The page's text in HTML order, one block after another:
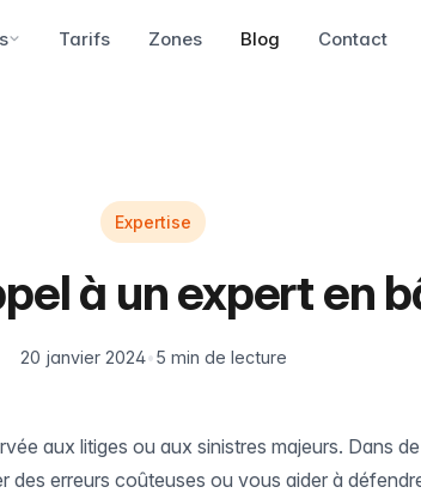
Tarifs Zones Blog Contact
Expertise
à un expert en
20 janvier 2024•5 min de lecture
aux litiges ou aux sinistres majeurs. Dans
des erreurs coûteuses ou vous aider à